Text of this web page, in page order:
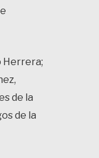
Herrera;
de la
de la